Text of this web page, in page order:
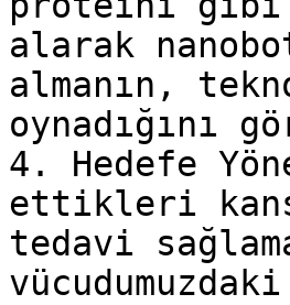
alarak
almanın,
oynadığını
4. Hedefe
ettikleri
tedavi